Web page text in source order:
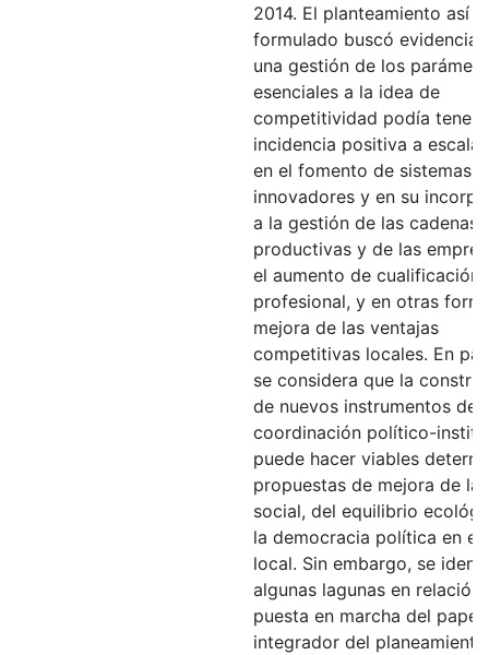
2014. El planteamiento así
formulado buscó
una gestión de los
esenciales a la idea de
competitividad podía tener
incidencia positiva a escala
en el fomento de sistemas
innovadores y en su
a la gestión de las cadenas
productivas y de las
el aumento de cualificación
profesional, y en otras
mejora de las ventajas
competitivas locales. En
se considera que la
de nuevos instrumentos de
coordinación político-
puede hacer viables
propuestas de mejora de la
social, del equilibrio
la democracia política en el
local. Sin embargo, se
algunas lagunas en relación
puesta en marcha del papel
integrador del